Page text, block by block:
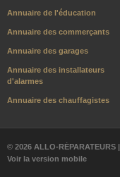
Annuaire de l'éducation
Annuaire des commerçants
Annuaire des garages
Annuaire des installateurs
d'alarmes
Annuaire des chauffagistes
© 2026 ALLO-RÉPARATEURS |
Voir la version mobile